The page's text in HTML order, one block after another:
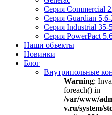
Серия Commercial
Серия Guardian
Серия Industrial 35-
Серия PowerPact
Наши объекты
Новинки
Блог
Внутрипольные
Warning:
foreach() in
/var/www/
v.ru/system/